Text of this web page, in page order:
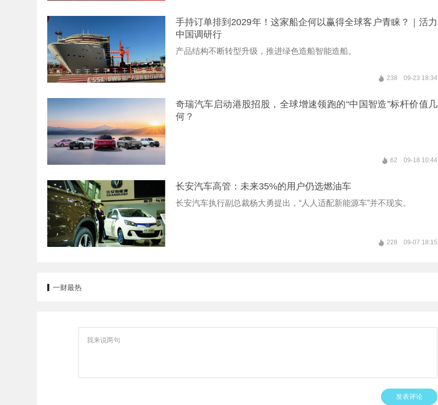
手持订单排到2029年！这家船企何以赢得全球客户青睐？｜活力
中国调研行
产品结构不断转型升级，推进绿色造船智能造船。
238 09-23 18:34
奇瑞汽车启动港股招股，全球增速领跑的“中国智造”标杆价值几
何？
62 09-18 10:44
长安汽车高管：未来35%的用户仍选燃油车
长安汽车执行副总裁杨大勇提出，“人人适配新能源车”并不现实。
228 09-07 18:15
一财最热
发表评论